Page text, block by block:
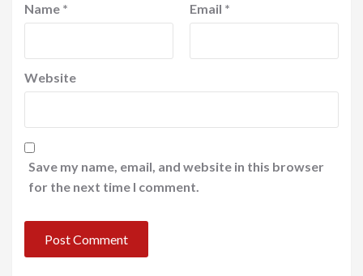
Name * Email *
Website
Save my name, email, and website in this browser
for the next time I comment.